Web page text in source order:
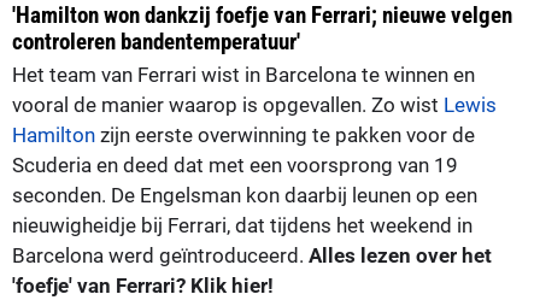
'Hamilton won dankzij foefje van Ferrari; nieuwe velgen
controleren bandentemperatuur'
Het team van Ferrari wist in Barcelona te winnen en
vooral de manier waarop is opgevallen. Zo wist Lewis
Hamilton zijn eerste overwinning te pakken voor de
Scuderia en deed dat met een voorsprong van 19
seconden. De Engelsman kon daarbij leunen op een
nieuwigheidje bij Ferrari, dat tijdens het weekend in
Barcelona werd geïntroduceerd. Alles lezen over het
'foefje' van Ferrari? Klik hier!